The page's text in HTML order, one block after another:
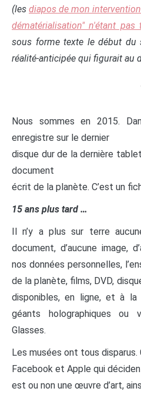
(les diapos de mon
dématérialisation" n'étant pas
sous forme texte le début du
réalité-anticipée qui figurait au
Nous sommes en 2015.
enregistre sur le dernier
disque dur de la dernière
document
écrit de la planète. C’est un
15 ans plus tard …
Il n’y a plus sur terre
document, d’aucune image,
nos données personnelles,
de la planète, films, DVD,
disponibles, en ligne, et à la
géants holographiques ou
Glasses.
Les musées ont tous disparus.
Facebook et Apple qui
est ou non une œuvre d’art,